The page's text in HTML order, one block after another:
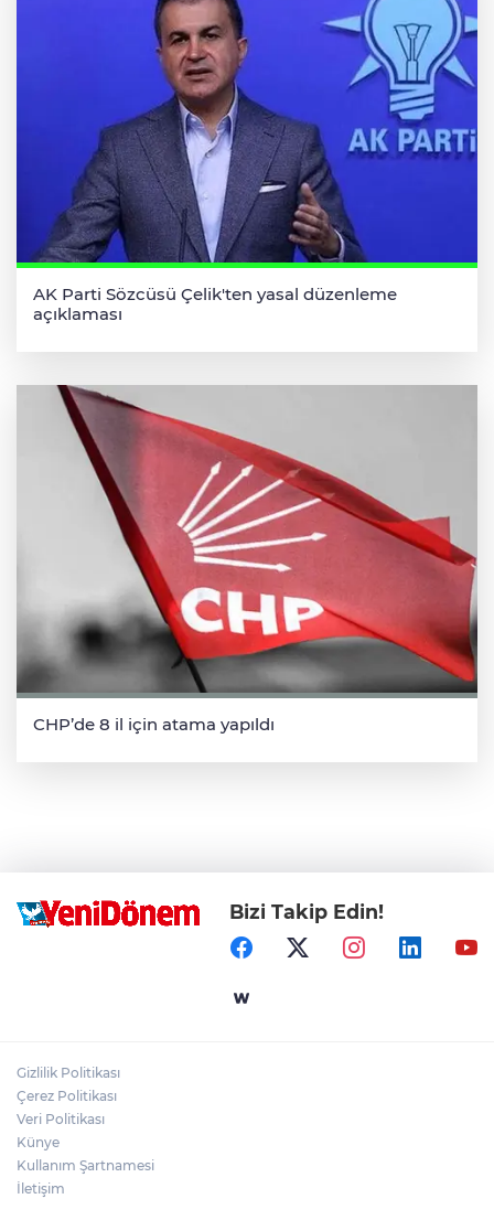
AK Parti Sözcüsü Çelik'ten yasal düzenleme
açıklaması
CHP’de 8 il için atama yapıldı
Bizi Takip Edin!
Gizlilik Politikası
Çerez Politikası
Veri Politikası
Künye
Kullanım Şartnamesi
İletişim